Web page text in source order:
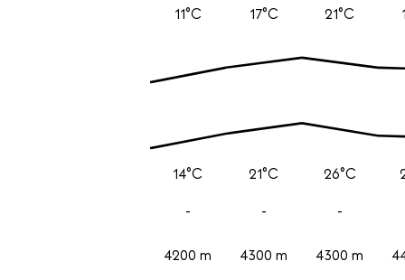
11°C
14°C
-
4200 m
17°C
21°C
-
4300 m
21°C
26°C
-
4300 m